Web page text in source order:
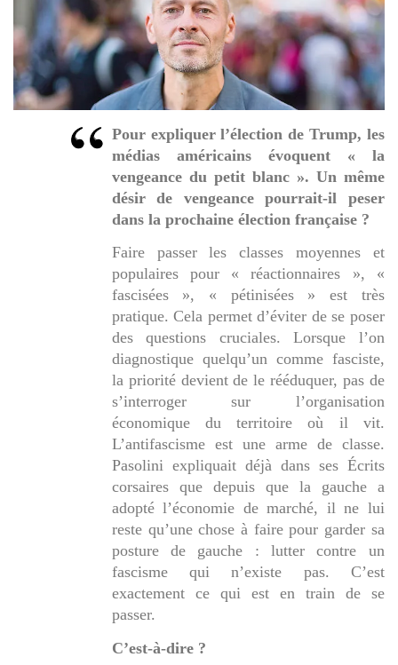
Pour expliquer l’élection de Trump, les
médias américains évoquent « la
vengeance du petit blanc ». Un même
désir de vengeance pourrait-il peser
dans la prochaine élection française ?
Faire passer les classes moyennes et
populaires pour « réactionnaires », «
fascisées », « pétinisées » est très
pratique. Cela permet d’éviter de se poser
des questions cruciales. Lorsque l’on
diagnostique quelqu’un comme fasciste,
la priorité devient de le rééduquer, pas de
s’interroger sur l’organisation
économique du territoire où il vit.
L’antifascisme est une arme de classe.
Pasolini expliquait déjà dans ses Écrits
corsaires que depuis que la gauche a
adopté l’économie de marché, il ne lui
reste qu’une chose à faire pour garder sa
posture de gauche : lutter contre un
fascisme qui n’existe pas. C’est
exactement ce qui est en train de se
passer.
C’est-à-dire ?